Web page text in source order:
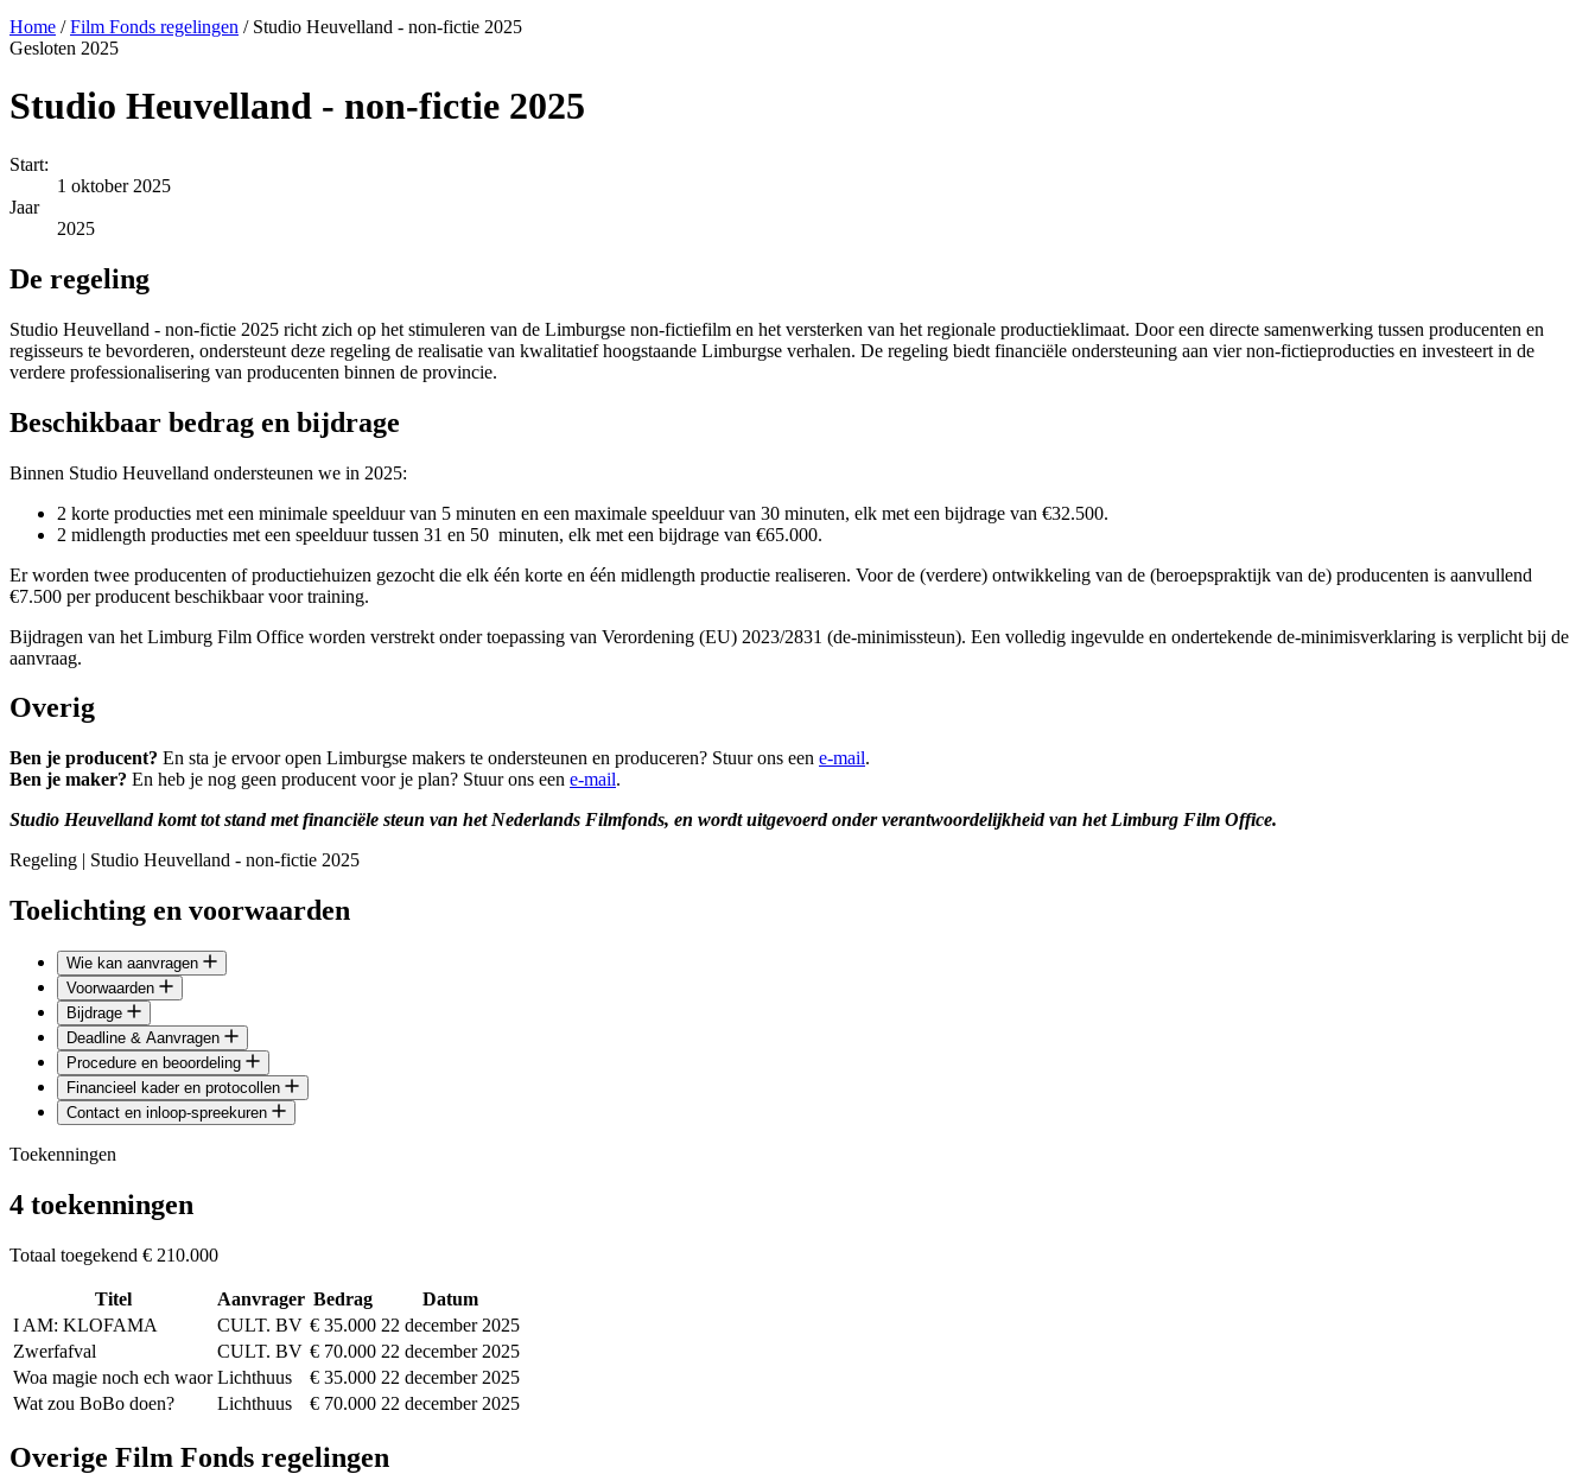
Home / Film Fonds regelingen / Studio Heuvelland - non-fictie 2025
Gesloten 2025
Studio Heuvelland - non-fictie 2025
Start:
1 oktober 2025
Jaar
2025
De regeling
Studio Heuvelland - non-fictie 2025 richt zich op het stimuleren van de Limburgse non-fictiefilm en het versterken van het regionale productieklimaat. Door een directe samenwerking tussen producenten en
regisseurs te bevorderen, ondersteunt deze regeling de realisatie van kwalitatief hoogstaande Limburgse verhalen. De regeling biedt financiële ondersteuning aan vier non-fictieproducties en investeert in de
verdere professionalisering van producenten binnen de provincie.
Beschikbaar bedrag en bijdrage
Binnen Studio Heuvelland ondersteunen we in 2025:
2 korte producties met een minimale speelduur van 5 minuten en een maximale speelduur van 30 minuten, elk met een bijdrage van €32.500.
2 midlength producties met een speelduur tussen 31 en 50 minuten, elk met een bijdrage van €65.000.
Er worden twee producenten of productiehuizen gezocht die elk één korte en één midlength productie realiseren. Voor de (verdere) ontwikkeling van de (beroepspraktijk van de) producenten is aanvullend
€7.500 per producent beschikbaar voor training.
Bijdragen van het Limburg Film Office worden verstrekt onder toepassing van Verordening (EU) 2023/2831 (de-minimissteun). Een volledig ingevulde en ondertekende de-minimisverklaring is verplicht bij de
aanvraag.
Overig
Ben je producent? En sta je ervoor open Limburgse makers te ondersteunen en produceren? Stuur ons een e-mail.
Ben je maker? En heb je nog geen producent voor je plan? Stuur ons een e-mail.
Studio Heuvelland komt tot stand met financiële steun van het Nederlands Filmfonds, en wordt uitgevoerd onder verantwoordelijkheid van het Limburg Film Office.
Regeling | Studio Heuvelland - non-fictie 2025
Toelichting en voorwaarden
Wie kan aanvragen
Voorwaarden
Bijdrage
Deadline & Aanvragen
Procedure en beoordeling
Financieel kader en protocollen
Contact en inloop-spreekuren
Toekenningen
4 toekenningen
Totaal toegekend € 210.000
Titel Aanvrager Bedrag
Datum
I AM: KLOFAMA
CULT. BV € 35.000 22 december 2025
Zwerfafval
CULT. BV € 70.000 22 december 2025
Woa magie noch ech waor Lichthuus € 35.000 22 december 2025
Wat zou BoBo doen?
Lichthuus € 70.000 22 december 2025
Overige Film Fonds regelingen